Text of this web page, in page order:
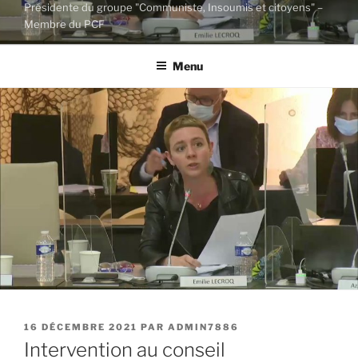
Présidente du groupe "Communiste, Insoumis et citoyens" –
Membre du PCF
Menu
PUBLIÉ
LE
16 DÉCEMBRE 2021 PAR ADMIN7886
Intervention au conseil